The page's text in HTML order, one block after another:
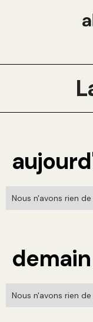
Nous n'avons rien
demain
Nous n'avons rien